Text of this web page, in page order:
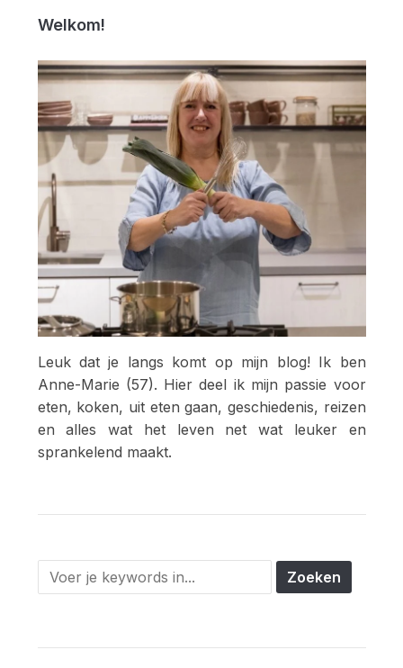
Welkom!
Leuk dat je langs komt op mijn blog! Ik ben
Anne-Marie (57). Hier deel ik mijn passie voor
eten, koken, uit eten gaan, geschiedenis, reizen
en alles wat het leven net wat leuker en
sprankelend maakt.